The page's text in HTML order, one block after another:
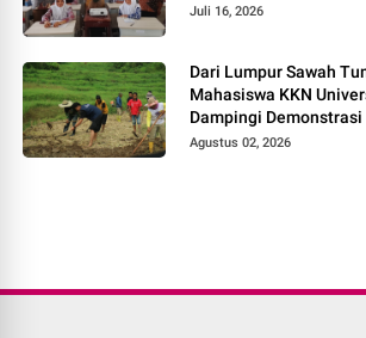
Juli 16, 2026
Dari Lumpur Sawah
Mahasiswa KKN
Dampingi Demonstrasi
Pokok Murah di Jorong
Agustus 02, 2026